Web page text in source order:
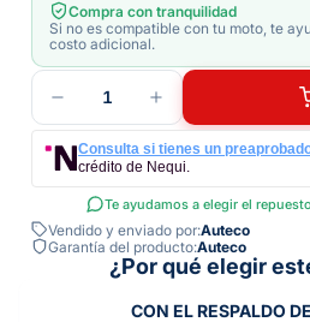
Compra con tranquilidad
Si no es compatible con tu moto, te
costo adicional.
1
Consulta si tienes un
crédito de Nequi.
Te ayudamos a elegir el
Vendido y enviado por:Auteco
Garantía del producto:Auteco
¿Por qué elegir
CON EL RESPALDO